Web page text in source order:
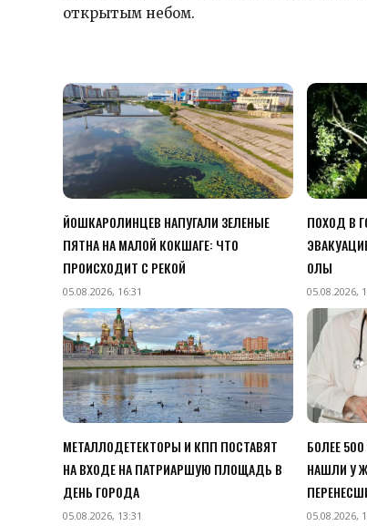
открытым небом.
ЙОШКАРОЛИНЦЕВ НАПУГАЛИ ЗЕЛЕНЫЕ
ПЯТНА НА МАЛОЙ КОКШАГЕ: ЧТО
ПРОИСХОДИТ С РЕКОЙ
05.08.2026, 16:31
ПОХОД В
ОЛЫ
05.08.2026,
МЕТАЛЛОДЕТЕКТОРЫ И КПП ПОСТАВЯТ
НА ВХОДЕ НА ПАТРИАРШУЮ ПЛОЩАДЬ В
ДЕНЬ ГОРОДА
05.08.2026, 13:31
БОЛЕЕ
НАШЛИ У
05.08.2026,